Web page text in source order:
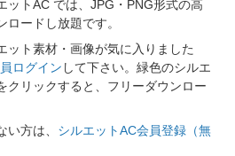
ットAC では、JPG・PNG形式の高
ードし放題です。
ット素材・画像が気に入りました
ログイン して下さい。緑色のシルエ
クリックすると、フリーダウンロー
方は、 シルエットAC会員登録（無